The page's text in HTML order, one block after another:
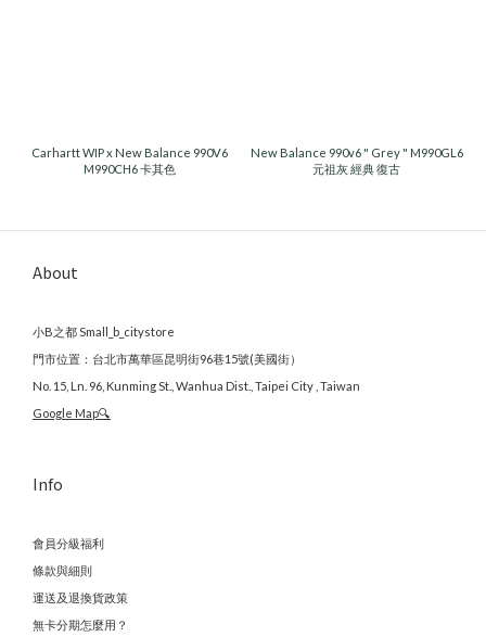
Carhartt WIP x New Balance 990V6
M990CH6 卡其色
New Balance 990v6 " Grey " M990GL6
元祖灰 經典 復古
About
小B之都 Small_b_citystore
門市位置：台北市萬華區昆明街96巷15號(美國街）
No. 15, Ln. 96, Kunming St., Wanhua Dist., Taipei City , Taiwan
Google Map🔍
Info
會員分級福利
條款與細則
運送及退換貨政策
無卡分期怎麼用？